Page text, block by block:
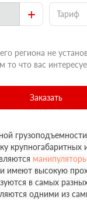
+ Тариф
региона не
то что вас
Заказать
крупногабаритных
манипуляторы
имеют высокую
в самых
одними из